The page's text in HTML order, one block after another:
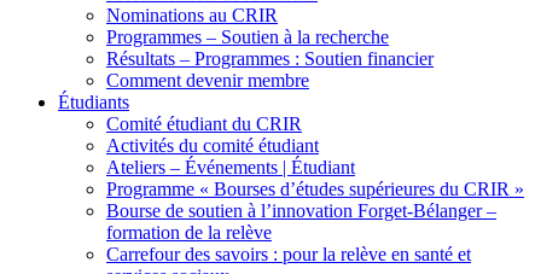
Nominations au CRIR
Programmes – Soutien à la recherche
Résultats – Programmes : Soutien financier
Comment devenir membre
Étudiants
Comité étudiant du CRIR
Activités du comité étudiant
Ateliers – Événements | Étudiant
Programme « Bourses d’études supérieures du CRIR »
Bourse de soutien à l’innovation Forget-Bélanger –
formation de la relève
Carrefour des savoirs : pour la relève en santé et